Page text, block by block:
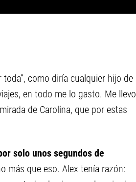
como diría cualquier hijo de
en todo me lo gasto. Me llevo
de Carolina, que por estas
solo unos segundos de
más que eso. Alex tenía razón: